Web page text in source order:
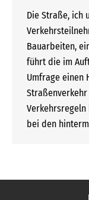
Die Straße, ich
Bauarbeiten,
führt die im
Umfrage einen
Verkehrsregeln
bei den